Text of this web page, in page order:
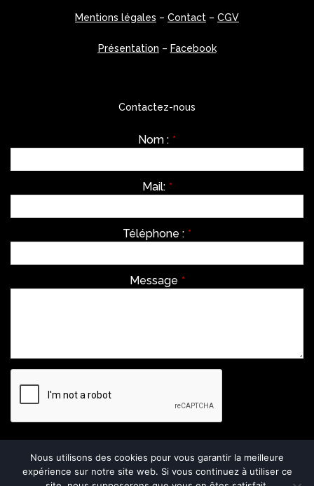
Mentions légales – Contact – CGV
Présentation – Facebook
Contactez-nous
Nom : *
Mail: *
Téléphone : *
Message *
Envoyer
Nous utilisons des cookies pour vous garantir la meilleure
expérience sur notre site web. Si vous continuez à utiliser ce